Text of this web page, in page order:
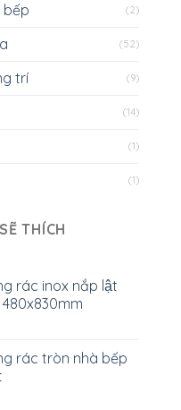
bếp (2)
(52)
trí (9)
(14)
(1)
(1)
THÍCH
rác inox nắp lật
rác tròn nhà bếp